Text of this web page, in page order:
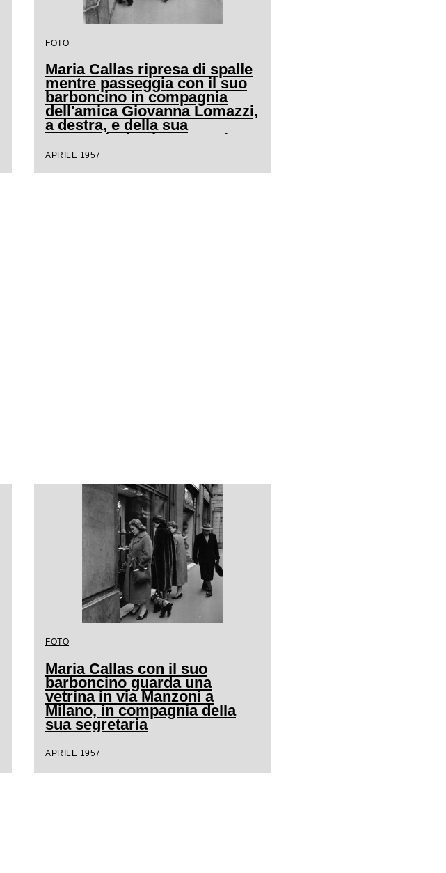
FOTO
Maria Callas ripresa di spalle
mentre passeggia con il suo
barboncino in compagnia
dell'amica Giovanna Lomazzi,
a destra, e della sua
segretaria, in via Manzoni a
Milano
APRILE 1957
FOTO
Maria Callas con il suo
barboncino guarda una
vetrina in via Manzoni a
Milano, in compagnia della
sua segretaria
APRILE 1957